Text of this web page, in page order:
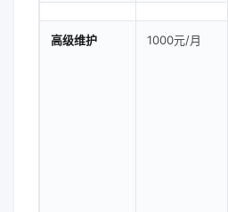
高级维护 1000元/月